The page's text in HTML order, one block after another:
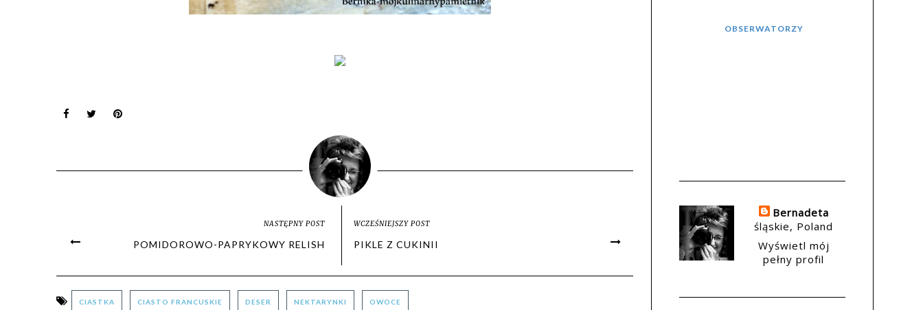
NASTĘPNY POST
POMIDOROWO-PAPRYKOWY RELISH
WCZEŚNIEJSZY POST
PIKLE Z CUKINII
CIASTKA CIASTO FRANCUSKIE DESER NEKTARYNKI OWOCE
OBSERWATORZY
Bernadeta
śląskie, Poland
Wyświetl mój
pełny profil